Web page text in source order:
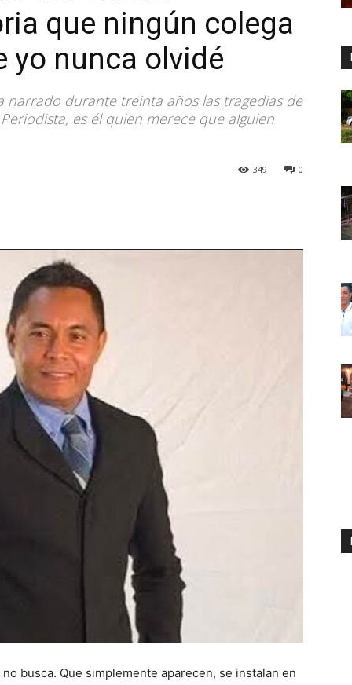
que ningún colega
yo nunca olvidé
narrado durante treinta años las tragedias de
es él quien merece que alguien
0
349
busca. Que simplemente aparecen, se instalan en